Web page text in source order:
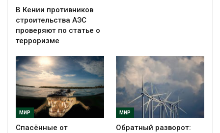
В Кении противников
строительства АЭС
проверяют по статье о
терроризме
МИР
Спасённые от
МИР
Обратный разворот: